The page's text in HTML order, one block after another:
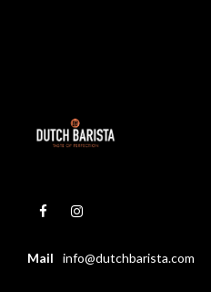
Mail info@dutchbarista.com